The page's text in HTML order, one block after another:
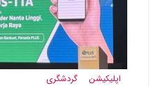
اپلیکیشن گردشگری